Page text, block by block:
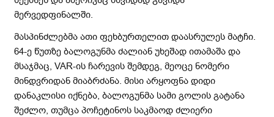
მერვედფინალში.
მასპინძლებმა ათი ფეხბურთელით დაასრულეს მატჩი.
64-ე წუთზე ბალოგუნმა ძალიან უხეშად ითამაშა და
მსაჯმაც, VAR-ის ჩარევის შემდეგ, მეოცე ნომერი
მინდვრიდან მიაბრძანა. მისი არყოფნა დიდი
დანაკლისი იქნება, ბალოგუნმა სამი გოლის გატანა
შეძლო, თუმცა პოჩეტინოს საკმაოდ ძლიერი